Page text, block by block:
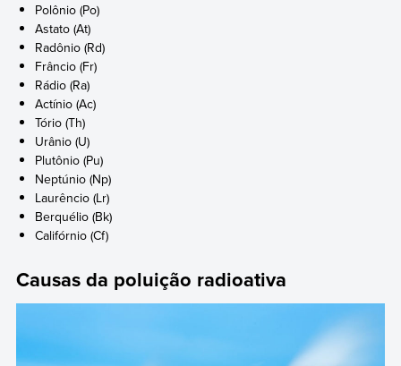
Polônio (Po)
Astato (At)
Radônio (Rd)
Frâncio (Fr)
Rádio (Ra)
Actínio (Ac)
Tório (Th)
Urânio (U)
Plutônio (Pu)
Neptúnio (Np)
Laurêncio (Lr)
Berquélio (Bk)
Califórnio (Cf)
Causas da poluição radioativa